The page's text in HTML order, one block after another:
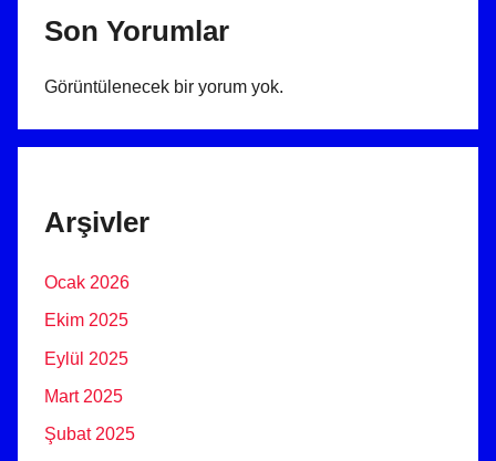
Son Yorumlar
Görüntülenecek bir yorum yok.
Arşivler
Ocak 2026
Ekim 2025
Eylül 2025
Mart 2025
Şubat 2025